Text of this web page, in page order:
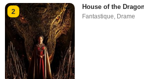
2
House of the
Fantastique, Drame